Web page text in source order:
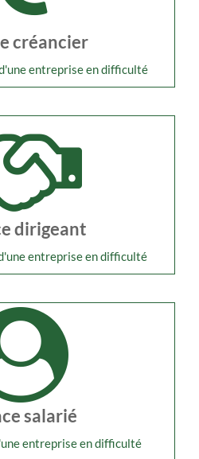
créancier
entreprise en difficulté
dirigeant
entreprise en difficulté
salarié
entreprise en difficulté